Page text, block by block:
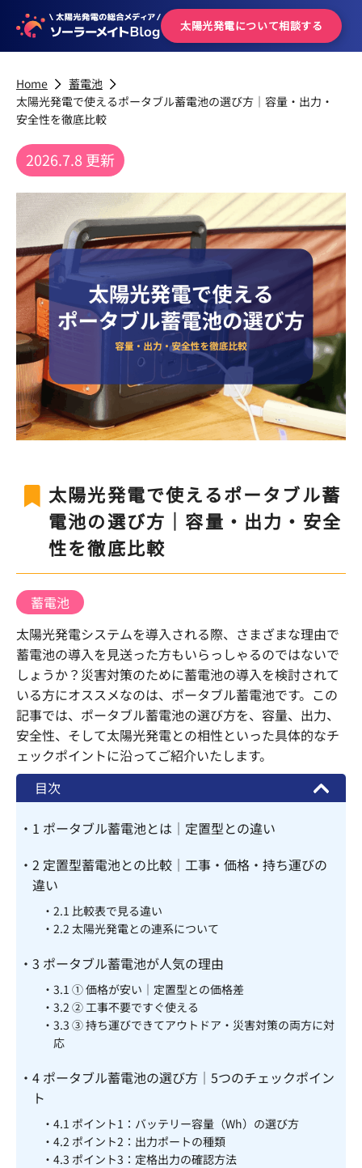
太陽光発電について相談する
Home
蓄電池
太陽光発電で使えるポータブル蓄電池の選び方｜容量・出力・
安全性を徹底比較
2026.7.8 更新
太陽光発電で使えるポータブル蓄
電池の選び方｜容量・出力・安全
性を徹底比較
蓄電池
太陽光発電システムを導入される際、さまざまな理由で
蓄電池の導入を見送った方もいらっしゃるのではないで
しょうか？災害対策のために蓄電池の導入を検討されて
いる方にオススメなのは、ポータブル蓄電池です。この
記事では、ポータブル蓄電池の選び方を、容量、出力、
安全性、そして太陽光発電との相性といった具体的なチ
ェックポイントに沿ってご紹介いたします。
目次
1 ポータブル蓄電池とは｜定置型との違い
2 定置型蓄電池との比較｜工事・価格・持ち運びの
違い
2.1 比較表で見る違い
2.2 太陽光発電との連系について
3 ポータブル蓄電池が人気の理由
3.1 ① 価格が安い｜定置型との価格差
3.2 ② 工事不要ですぐ使える
3.3 ③ 持ち運びできてアウトドア・災害対策の両方に対
応
4 ポータブル蓄電池の選び方｜5つのチェックポイン
ト
4.1 ポイント1：バッテリー容量（Wh）の選び方
4.2 ポイント2：出力ポートの種類
4.3 ポイント3：定格出力の確認方法